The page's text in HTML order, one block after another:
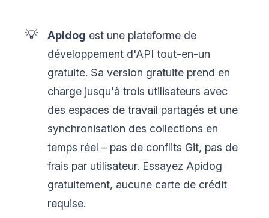
💡 Apidog est une plateforme de
développement d'API tout-en-un
gratuite. Sa version gratuite prend en
charge jusqu'à trois utilisateurs avec
des espaces de travail partagés et une
synchronisation des collections en
temps réel – pas de conflits Git, pas de
frais par utilisateur. Essayez Apidog
gratuitement, aucune carte de crédit
requise.